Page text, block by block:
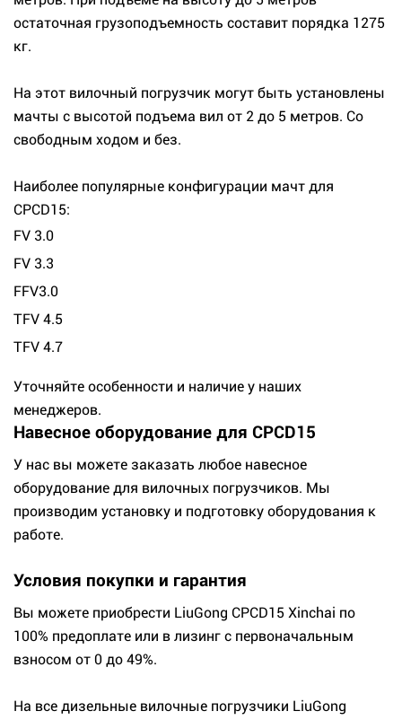
остаточная грузоподъемность составит порядка 1275
кг.
На этот вилочный погрузчик могут быть установлены
мачты с высотой подъема вил от 2 до 5 метров. Со
свободным ходом и без.
Наиболее популярные конфигурации мачт для
CPCD15:
FV 3.0
FV 3.3
FFV3.0
TFV 4.5
TFV 4.7
Уточняйте особенности и наличие у наших
менеджеров.
Навесное оборудование для CPCD15
У нас вы можете заказать любое навесное
оборудование для вилочных погрузчиков. Мы
производим установку и подготовку оборудования к
работе.
Условия покупки и гарантия
Вы можете приобрести LiuGong CPCD15 Xinchai по
100% предоплате или в лизинг с первоначальным
взносом от 0 до 49%.
На все дизельные вилочные погрузчики LiuGong